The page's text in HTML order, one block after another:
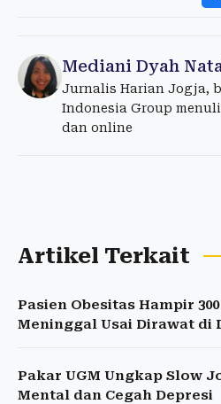
Mediani Dyah
Jurnalis Harian Jogja,
Indonesia Group
dan online
Artikel Terkait
Pasien Obesitas Hampir
Meninggal Usai Dirawat di
Pakar UGM Ungkap Slow
Mental dan Cegah Depresi